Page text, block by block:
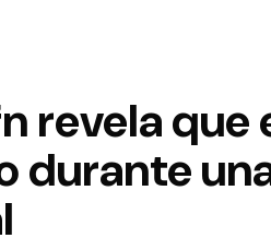
revela que
durante